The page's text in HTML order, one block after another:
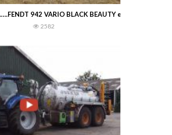
942 VARIO BLACK BEAUTY en een FENDT
2582